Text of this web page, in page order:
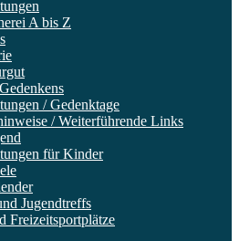
A bis Z
/ Gedenktage
/ Weiterführende Links
für Kinder
Jugendtreffs
Freizeitsportplätze